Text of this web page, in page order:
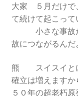
原子力規制委
り
原子力規制委
りからわずか
「原発６０年
大家 ５月だけで
て続けて起こって
小さな事故だ
故につながるんだ
熊 スイスイとに
確立は増えますか
５０年の超老朽